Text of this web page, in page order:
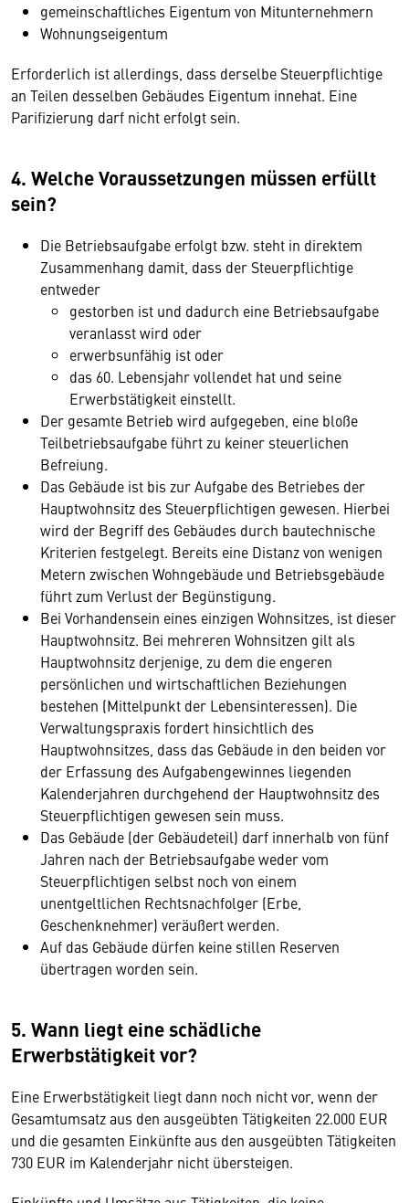
gemeinschaftliches Eigentum von Mitunternehmern
Wohnungseigentum
Erforderlich ist allerdings, dass derselbe Steuerpflichtige
an Teilen desselben Gebäudes Eigentum innehat. Eine
Parifizierung darf nicht erfolgt sein.
4. Welche Voraussetzungen müssen erfüllt
sein?
Die Betriebsaufgabe erfolgt bzw. steht in direktem
Zusammenhang damit, dass der Steuerpflichtige
entweder
gestorben ist und dadurch eine Betriebsaufgabe
veranlasst wird oder
erwerbsunfähig ist oder
das 60. Lebensjahr vollendet hat und seine
Erwerbstätigkeit einstellt.
Der gesamte Betrieb wird aufgegeben, eine bloße
Teilbetriebsaufgabe führt zu keiner steuerlichen
Befreiung.
Das Gebäude ist bis zur Aufgabe des Betriebes der
Hauptwohnsitz des Steuerpflichtigen gewesen. Hierbei
wird der Begriff des Gebäudes durch bautechnische
Kriterien festgelegt. Bereits eine Distanz von wenigen
Metern zwischen Wohngebäude und Betriebsgebäude
führt zum Verlust der Begünstigung.
Bei Vorhandensein eines einzigen Wohnsitzes, ist dieser
Hauptwohnsitz. Bei mehreren Wohnsitzen gilt als
Hauptwohnsitz derjenige, zu dem die engeren
persönlichen und wirtschaftlichen Beziehungen
bestehen (Mittelpunkt der Lebensinteressen). Die
Verwaltungspraxis fordert hinsichtlich des
Hauptwohnsitzes, dass das Gebäude in den beiden vor
der Erfassung des Aufgabengewinnes liegenden
Kalenderjahren durchgehend der Hauptwohnsitz des
Steuerpflichtigen gewesen sein muss.
Das Gebäude (der Gebäudeteil) darf innerhalb von fünf
Jahren nach der Betriebsaufgabe weder vom
Steuerpflichtigen selbst noch von einem
unentgeltlichen Rechtsnachfolger (Erbe,
Geschenknehmer) veräußert werden.
Auf das Gebäude dürfen keine stillen Reserven
übertragen worden sein.
5. Wann liegt eine schädliche
Erwerbstätigkeit vor?
Eine Erwerbstätigkeit liegt dann noch nicht vor, wenn der
Gesamtumsatz aus den ausgeübten Tätigkeiten 22.000 EUR
und die gesamten Einkünfte aus den ausgeübten Tätigkeiten
730 EUR im Kalenderjahr nicht übersteigen.